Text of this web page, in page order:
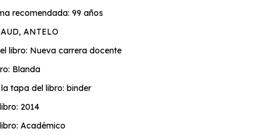
recomendada: 99 años
ANTELO
libro: Nueva carrera docente
Blanda
tapa del libro: binder
2014
Académico